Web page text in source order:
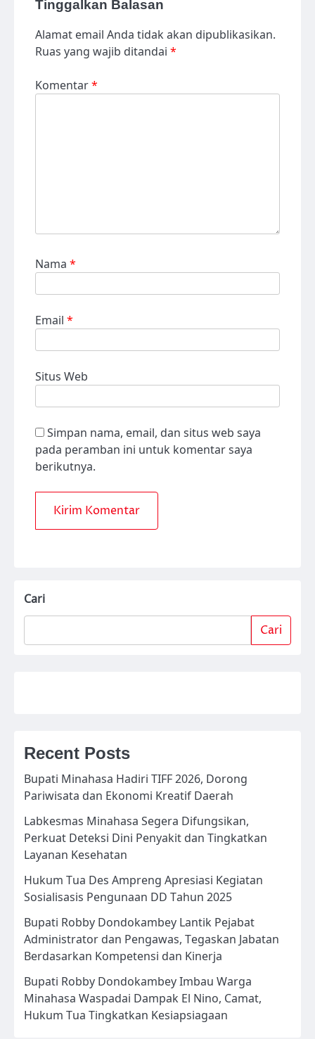
Tinggalkan Balasan
Alamat email Anda tidak akan dipublikasikan.
Ruas yang wajib ditandai *
Komentar*
Nama *
Email *
Situs Web
Simpan nama, email, dan situs web saya
pada peramban ini untuk komentar saya
berikutnya.
Cari
Cari
Recent Posts
Bupati Minahasa Hadiri TIFF 2026, Dorong
Pariwisata dan Ekonomi Kreatif Daerah
Labkesmas Minahasa Segera Difungsikan,
Perkuat Deteksi Dini Penyakit dan Tingkatkan
Layanan Kesehatan
Hukum Tua Des Ampreng Apresiasi Kegiatan
Sosialisasis Pengunaan DD Tahun 2025
Bupati Robby Dondokambey Lantik Pejabat
Administrator dan Pengawas, Tegaskan Jabatan
Berdasarkan Kompetensi dan Kinerja
Bupati Robby Dondokambey Imbau Warga
Minahasa Waspadai Dampak El Nino, Camat,
Hukum Tua Tingkatkan Kesiapsiagaan